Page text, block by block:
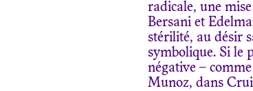
radicale, une
Bersani et
stérilité, au désir
symbolique. Si le
négative –
Munoz, dans